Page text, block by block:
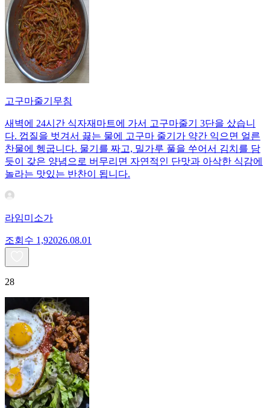
고구마줄기무침
새벽에 24시간 식자재마트에 가서 고구마줄기 3단을 샀습니
다. 껍질을 벗겨서 끓는 물에 고구마 줄기가 약간 익으면 얼른
찬물에 헹굽니다. 물기를 짜고, 밀가루 풀을 쑤어서 김치를 담
듯이 갖은 양념으로 버무리면 자연적인 단맛과 아삭한 식감에
놀라는 맛있는 반찬이 됩니다.
라임미소가
조회수 1,92026.08.01
28